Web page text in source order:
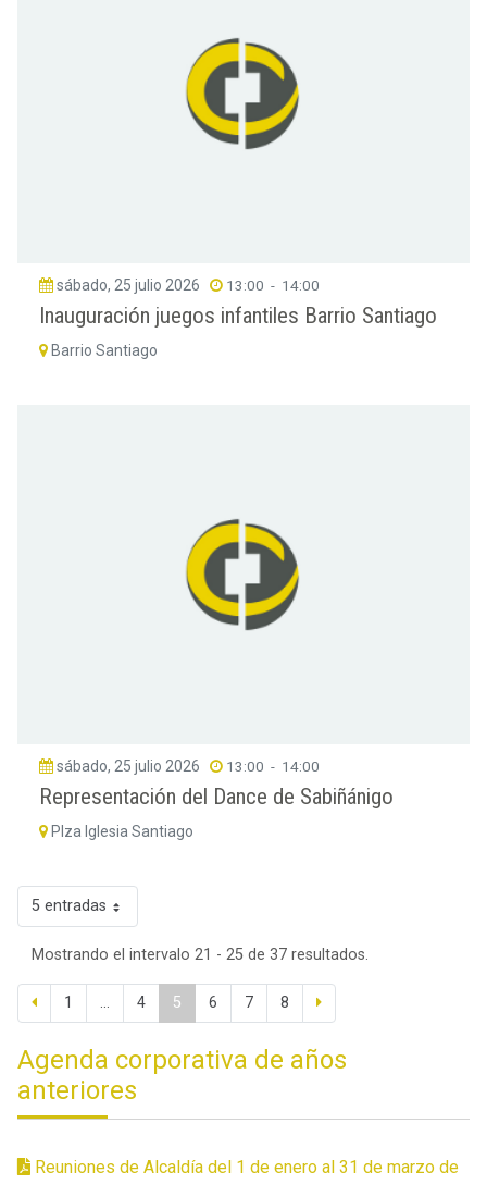
sábado, 25 julio 2026 13:00 - 14:00
Inauguración juegos infantiles Barrio Santiago
Barrio Santiago
sábado, 25 julio 2026 13:00 - 14:00
Representación del Dance de Sabiñánigo
Plza Iglesia Santiago
5 entradas
Mostrando el intervalo 21 - 25 de 37 resultados.
1 ... 4 5 6 7 8
Agenda corporativa de años
anteriores
Reuniones de Alcaldía del 1 de enero al 31 de marzo de